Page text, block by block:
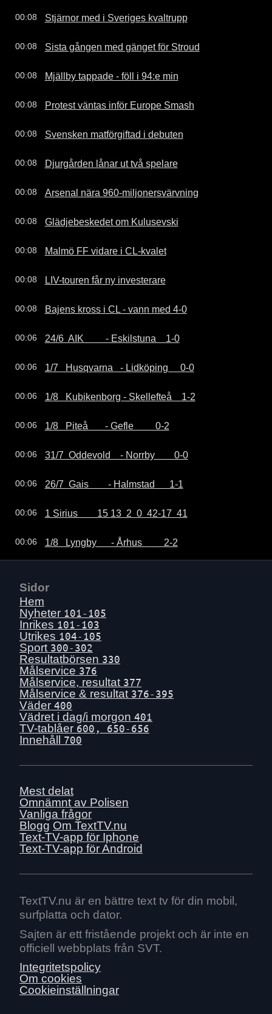
00:08 Stjärnor med i Sveriges kvaltrupp
00:08 Sista gången med gänget för Stroud
00:08 Mjällby tappade - föll i 94:e min
00:08 Protest väntas inför Europe Smash
00:08 Svensken matförgiftad i debuten
00:08 Djurgården lånar ut två spelare
00:08 Arsenal nära 960-miljonersvärvning
00:08 Glädjebeskedet om Kulusevski
00:08 Malmö FF vidare i CL-kvalet
00:08 LIV-touren får ny investerare
00:08 Bajens kross i CL - vann med 4-0
00:06 24/6  AIK         - Eskilstuna    1-0
00:06 1/7   Husqvarna   - Lidköping     0-0
00:06 1/8   Kubikenborg - Skellefteå    1-2
00:06 1/8   Piteå       - Gefle         0-2
00:06 31/7  Oddevold    - Norrby        0-0
00:06 26/7  Gais        - Halmstad      1-1
00:06 1 Sirius        15 13  2  0  42-17  41
00:06 1/8   Lyngby      - Århus         2-2
Sidor
Hem
Nyheter 101-105
Inrikes 101-103
Utrikes 104-105
Sport 300-302
Resultatbörsen 330
Målservice 376
Målservice, resultat 377
Målservice & resultat 376-395
Väder 400
Vädret i dag/i morgon 401
TV-tablåer 600, 650-656
Innehåll 700
Mest delat
Omnämnt av Polisen
Vanliga frågor
Blogg Om TextTV.nu
Text-TV-app för Iphone
Text-TV-app för Android
TextTV.nu är en bättre text tv för din mobil,
surfplatta och dator.
Sajten är ett fristående projekt och är inte en
officiell webbplats från SVT.
Integritetspolicy
Om cookies
Cookieinställningar